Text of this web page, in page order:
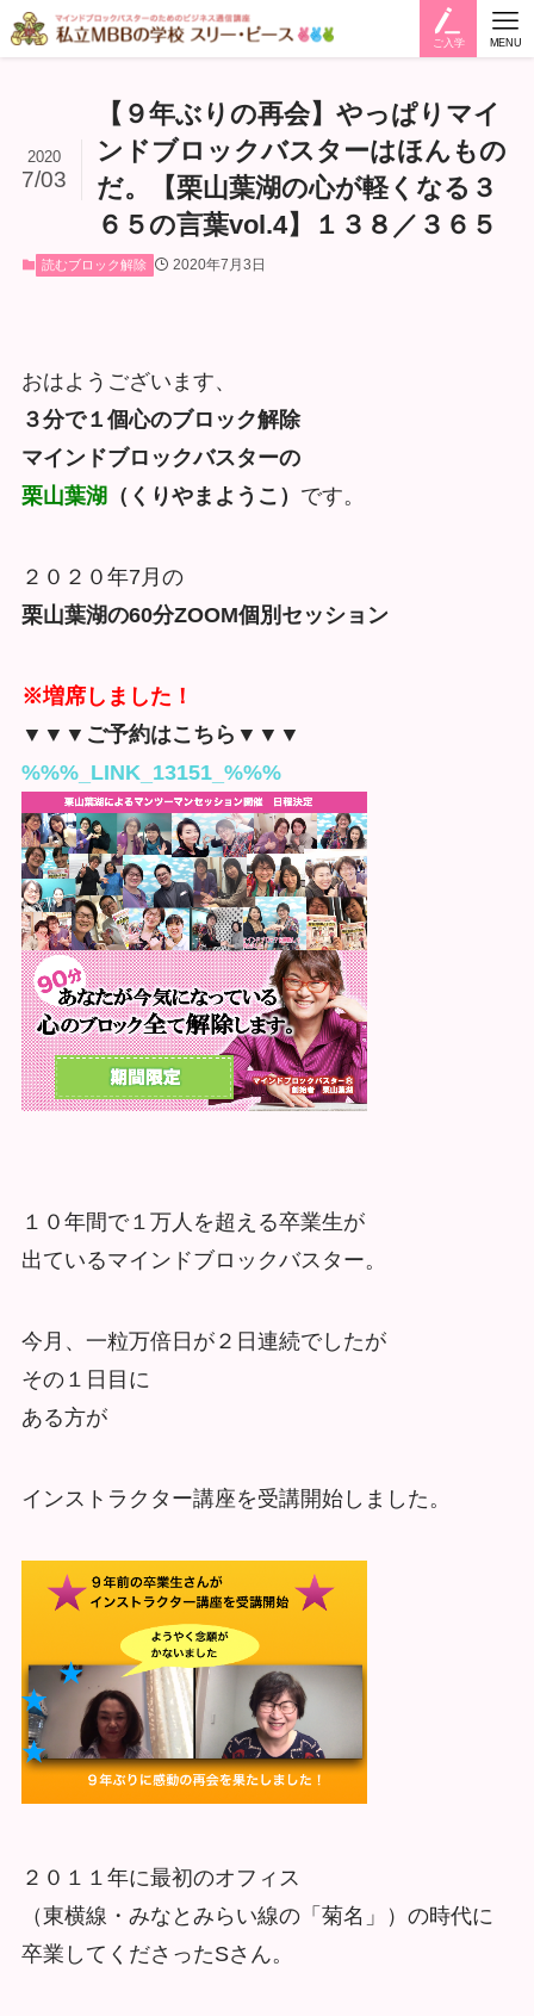
ご入学 MENU
【９年ぶりの再会】やっぱりマイ
ンドブロックバスターはほんもの
だ。【栗山葉湖の心が軽くなる３
６５の言葉vol.4】１３８／３６５
2020
7/03
読むブロック解除 2020年7月3日
おはようございます、
３分で１個心のブロック解除
マインドブロックバスターの
栗山葉湖 （くりやまようこ） です。
２０２０年7月の
栗山葉湖の60分ZOOM個別セッション
※増席しました！
▼▼▼ご予約はこちら▼▼▼
%%%_LINK_13151_%%%
１０年間で１万人を超える卒業生が
出ているマインドブロックバスター。
今月、一粒万倍日が２日連続でしたが
その１日目に
ある方が
インストラクター講座を受講開始しました。
２０１１年に最初のオフィス
（東横線・みなとみらい線の「菊名」）の時代に
卒業してくださったSさん。